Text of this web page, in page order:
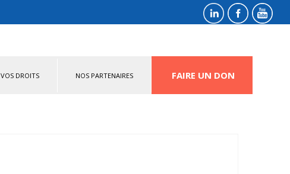
VOS DROITS NOS PARTENAIRES FAIRE UN DON